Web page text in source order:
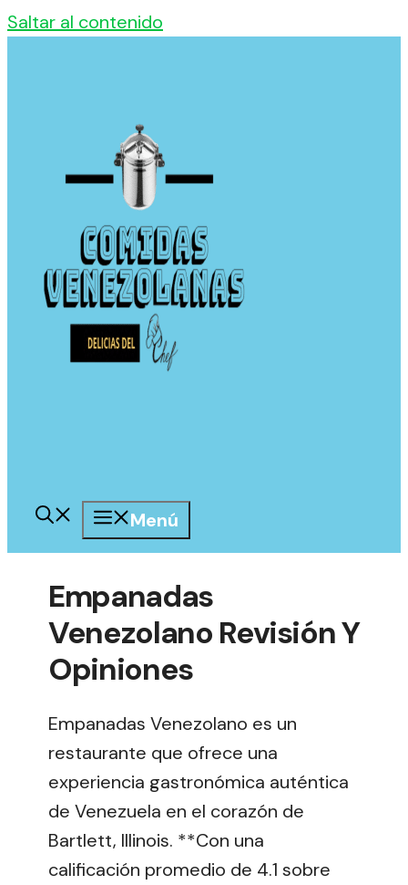
Saltar al contenido
Menú
Empanadas
Venezolano Revisión Y
Opiniones
Empanadas Venezolano es un
restaurante que ofrece una
experiencia gastronómica auténtica
de Venezuela en el corazón de
Bartlett, Illinois. **Con una
calificación promedio de 4.1 sobre